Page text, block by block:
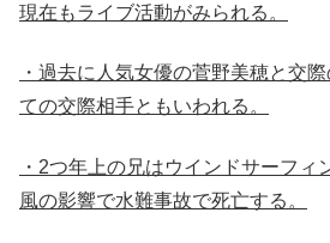
現在もライブ活動がみられる。
・過去に人気女優の菅野美穂と交
ての交際相手ともいわれる。
・2つ年上の兄はウインドサーフィ
風の影響で水難事故で死亡する。